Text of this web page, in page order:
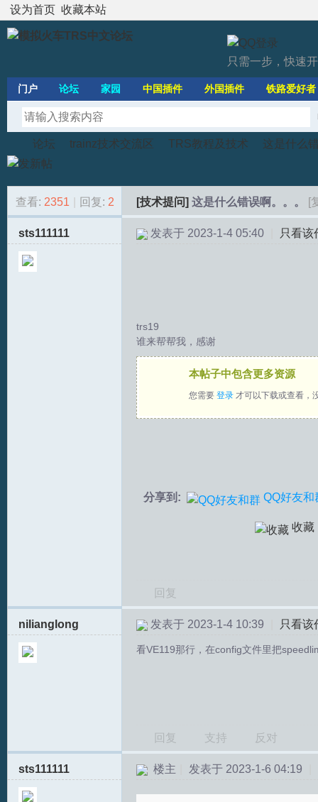
设为首页 收藏本站
只需一步，快速
门户 论坛 家园 中国插件 外国插件 铁路爱好者
模»
论坛
›
trainz技术交流区
›
TRS教程及技术
›
这是什么
查看: 2351 回复: 2 [技术提问] 这是什么错误啊。。。 [
sts111111 发表于 2023-1-4 05:40 只看该
trs19
谁来帮帮我，感谢
本帖子中包含更多资源
您需要 登录 才可以下载或查看，
分享到: QQ好友和
收藏
回复
nilianglong 发表于 2023-1-4 10:39 只看该
看VE119那行，在config文件里把
回复 支持 反对
sts111111 楼主 发表于 2023-1-6 04:19